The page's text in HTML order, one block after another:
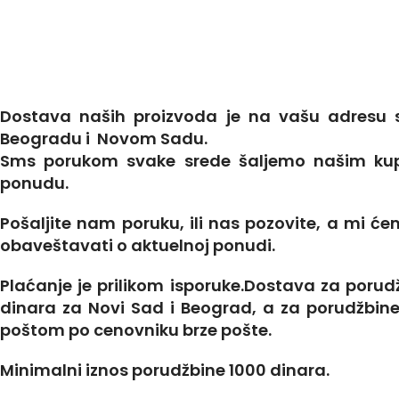
Dostava naših proizvoda je na vašu adresu
Beogradu i Novom Sadu.
Sms porukom svake srede šaljemo našim
ponudu.
Pošaljite nam poruku, ili nas pozovite, a mi
obaveštavati o aktuelnoj ponudi.
Plaćanje je prilikom isporuke.Dostava za
dinara za Novi Sad i Beograd, a za
poštom po cenovniku brze pošte.
Minimalni iznos porudžbine 1000 dinara.